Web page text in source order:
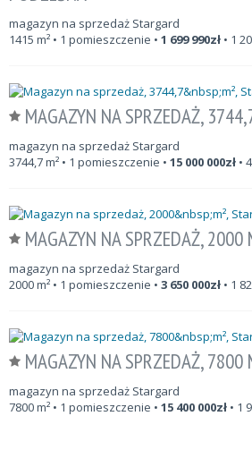
magazyn na sprzedaż Stargard
1415 m² • 1 pomieszczenie • 1 699 990zł • 1
MAGAZYN NA SPRZEDAŻ,
magazyn na sprzedaż Stargard
3744,7m² • 1 pomieszczenie • 15 000 000zł •
MAGAZYN NA SPRZEDAŻ, 2000
magazyn na sprzedaż Stargard
2000m² • 1 pomieszczenie • 3 650 000zł • 1
MAGAZYN NA SPRZEDAŻ, 7800
magazyn na sprzedaż Stargard
7800m² • 1 pomieszczenie • 15 400 000zł • 1